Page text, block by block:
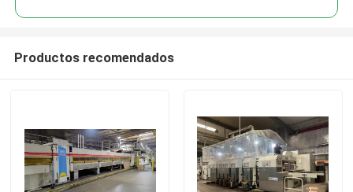
Productos recomendados